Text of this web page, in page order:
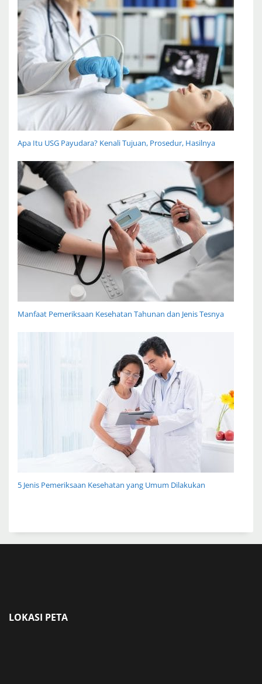
Apa Itu USG Payudara? Kenali Tujuan, Prosedur, Hasilnya
Manfaat Pemeriksaan Kesehatan Tahunan dan Jenis Tesnya
5 Jenis Pemeriksaan Kesehatan yang Umum Dilakukan
LOKASI PETA